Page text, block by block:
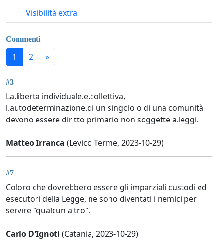
Visibilità extra
Commenti
1 2 »
#3
La.liberta individuale.e.collettiva,
l.autodeterminazione.di un singolo o di una comunità
devono essere diritto primario non soggette a.leggi.
Matteo Irranca (Levico Terme, 2023-10-29)
#7
Coloro che dovrebbero essere gli imparziali custodi ed
esecutori della Legge, ne sono diventati i nemici per
servire "qualcun altro".
Carlo D'Ignoti (Catania, 2023-10-29)